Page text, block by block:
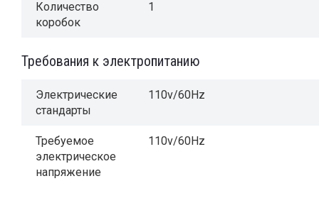
Количество
коробок
1
Требования к электропитанию
Электрические
стандарты
110v/60Hz
Требуемое
электрическое
напряжение
110v/60Hz